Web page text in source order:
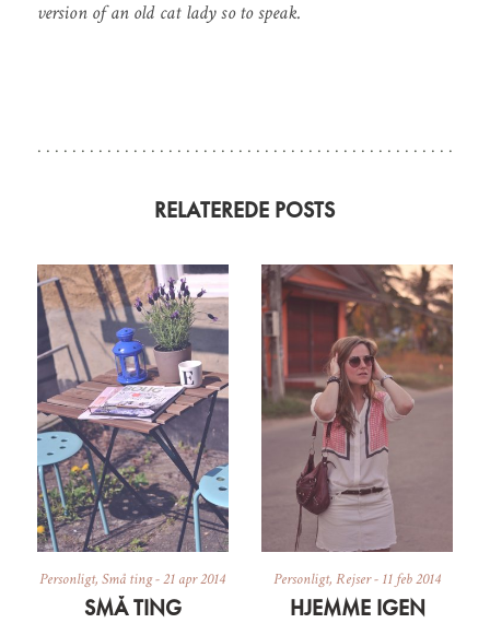
version of an old cat lady so to speak.
RELATEREDE POSTS
Personligt,Små ting-21 apr 2014
SMÅ TING
Personligt,Rejser- 11 feb 2014
HJEMME IGEN